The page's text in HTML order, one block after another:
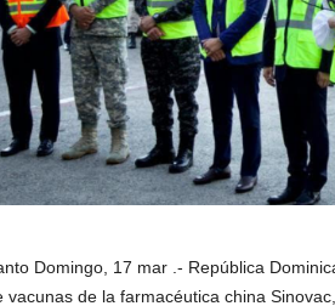
Domingo, 17 mar .- República
vacunas de la farmacéutica china